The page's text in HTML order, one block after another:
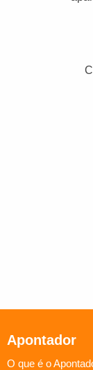
Apontador
O que é o